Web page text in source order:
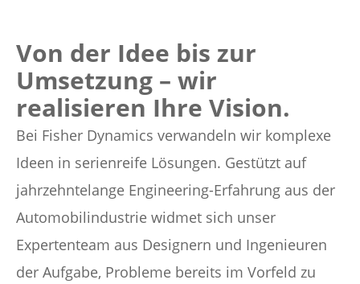
Von der Idee bis zur
Umsetzung – wir
realisieren Ihre Vision.
Bei Fisher Dynamics verwandeln wir komplexe
Ideen in serienreife Lösungen. Gestützt auf
jahrzehntelange Engineering-Erfahrung aus der
Automobilindustrie widmet sich unser
Expertenteam aus Designern und Ingenieuren
der Aufgabe, Probleme bereits im Vorfeld zu